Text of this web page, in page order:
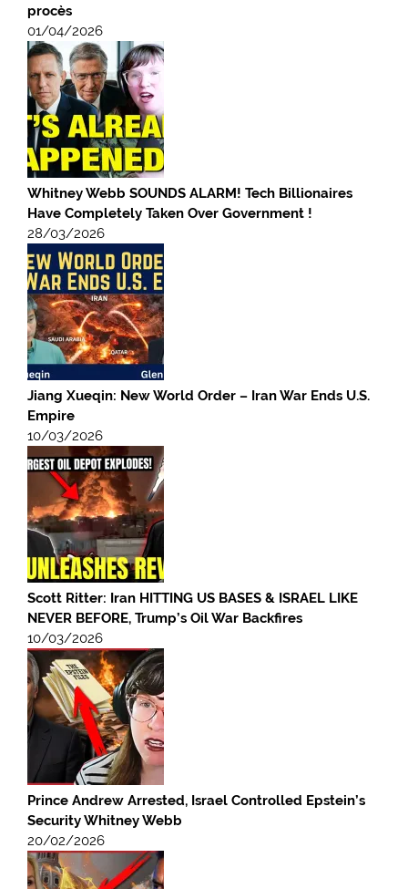
procès
01/04/2026
Whitney Webb SOUNDS ALARM! Tech Billionaires
Have Completely Taken Over Government !
28/03/2026
Jiang Xueqin: New World Order – Iran War Ends U.S.
Empire
10/03/2026
Scott Ritter: Iran HITTING US BASES & ISRAEL LIKE
NEVER BEFORE, Trump’s Oil War Backfires
10/03/2026
Prince Andrew Arrested, Israel Controlled Epstein’s
Security Whitney Webb
20/02/2026